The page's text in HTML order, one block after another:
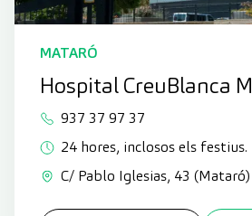
MATARÓ
Hospital CreuBlanca
937 37 97 37
24 hores, inclosos els festius.
C/ Pablo Iglesias, 43 (Mataró)